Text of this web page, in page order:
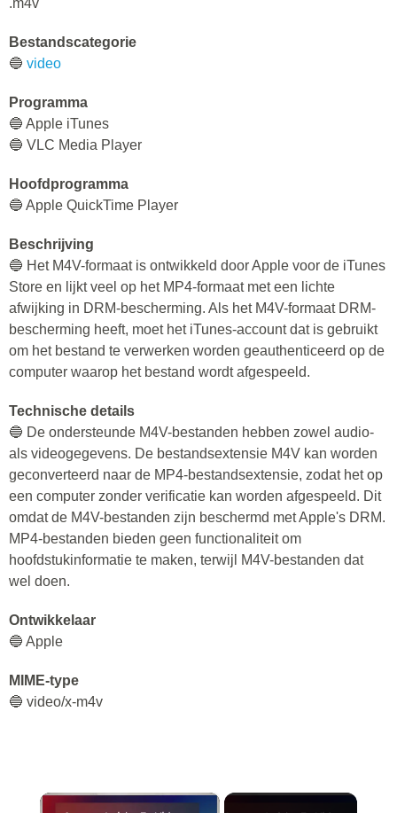
.m4v
Bestandscategorie
🔵 video
Programma
🔵 Apple iTunes
🔵 VLC Media Player
Hoofdprogramma
🔵 Apple QuickTime Player
Beschrijving
🔵 Het M4V-formaat is ontwikkeld door Apple voor de iTunes
Store en lijkt veel op het MP4-formaat met een lichte
afwijking in DRM-bescherming. Als het M4V-formaat DRM-
bescherming heeft, moet het iTunes-account dat is gebruikt
om het bestand te verwerken worden geauthenticeerd op de
computer waarop het bestand wordt afgespeeld.
Technische details
🔵 De ondersteunde M4V-bestanden hebben zowel audio-
als videogegevens. De bestandsextensie M4V kan worden
geconverteerd naar de MP4-bestandsextensie, zodat het op
een computer zonder verificatie kan worden afgespeeld. Dit
omdat de M4V-bestanden zijn beschermd met Apple's DRM.
MP4-bestanden bieden geen functionaliteit om
hoofdstukinformatie te maken, terwijl M4V-bestanden dat
wel doen.
Ontwikkelaar
🔵 Apple
MIME-type
🔵 video/x-m4v
×